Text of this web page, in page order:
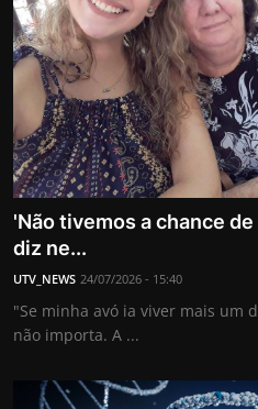
'Não tivemos a chance
diz ne...
UTV_NEWS 24/07/2026 - 15:40
"Se minha avó ia viver mais um
não importa. A ...